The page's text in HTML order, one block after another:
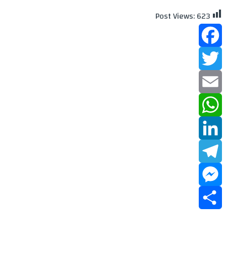
Post Views:623
Facebook
Twitter
Email
WhatsApp
LinkedIn
Telegram
Messenger